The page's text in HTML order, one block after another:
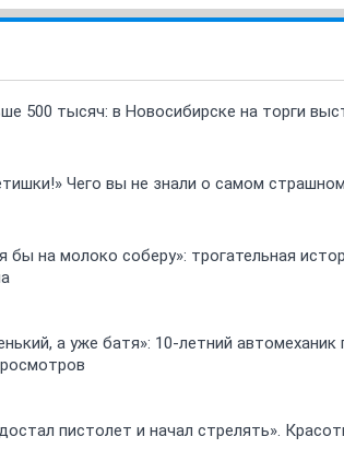
500 тысяч: в Новосибирске на торги
Чего вы не знали о самом
бы на молоко соберу»: трогательная
а уже батя»: 10-летний
пистолет и начал стрелять».